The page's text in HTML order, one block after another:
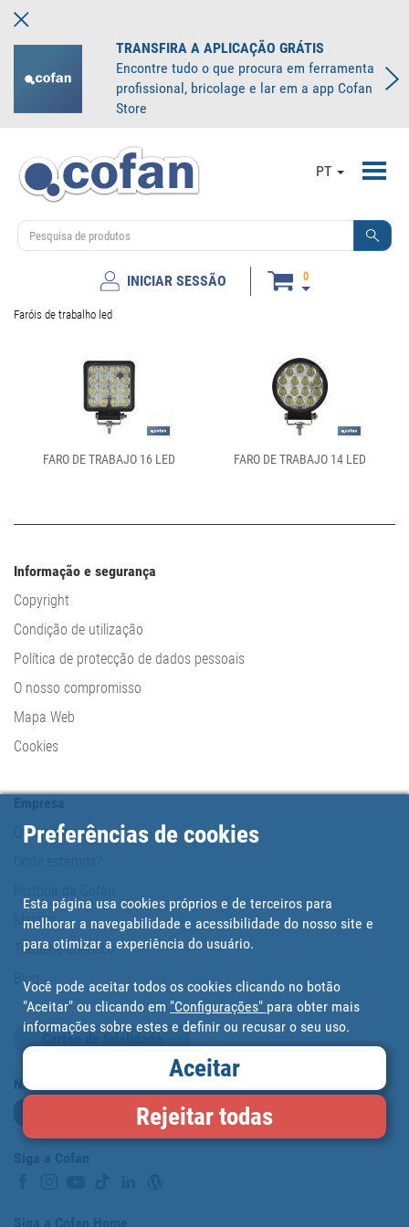
TRANSFIRA A APLICAÇÃO GRÁTIS
Encontre tudo o que procura em ferramenta
profissional, bricolage e lar em a app Cofan
Store
PT
INICIAR SESSÃO 0
Faróis de trabalho led
FARO DE TRABAJO 16 LED FARO DE TRABAJO 14 LED
Informação e segurança
Copyright
Condição de utilização
Política de protecção de dados pessoais
O nosso compromisso
Mapa Web
Cookies
Quem somos?
Marcas
Trabalhe conosco
Blog
Cartão de fidelidade
Newsletter
Preferências de cookies
Esta página usa cookies próprios e de terceiros para
melhorar a navegabilidade e acessibilidade do nosso site e
para otimizar a experiência do usuário.
Você pode aceitar todos os cookies clicando no botão
"Aceitar" ou clicando em "Configurações" para obter mais
informações sobre estes e definir ou recusar o seu uso.
Aceitar
Rejeitar todas